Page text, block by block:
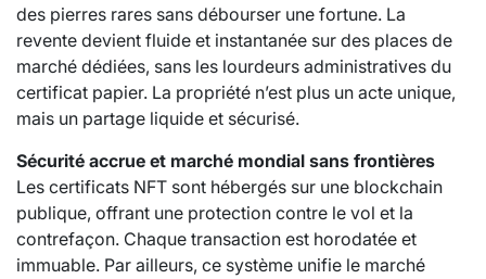
des pierres rares sans débourser une fortune. La
revente devient fluide et instantanée sur des places de
marché dédiées, sans les lourdeurs administratives du
certificat papier. La propriété n’est plus un acte unique,
mais un partage liquide et sécurisé.
Sécurité accrue et marché mondial sans frontières
Les certificats NFT sont hébergés sur une blockchain
publique, offrant une protection contre le vol et la
contrefaçon. Chaque transaction est horodatée et
immuable. Par ailleurs, ce système unifie le marché